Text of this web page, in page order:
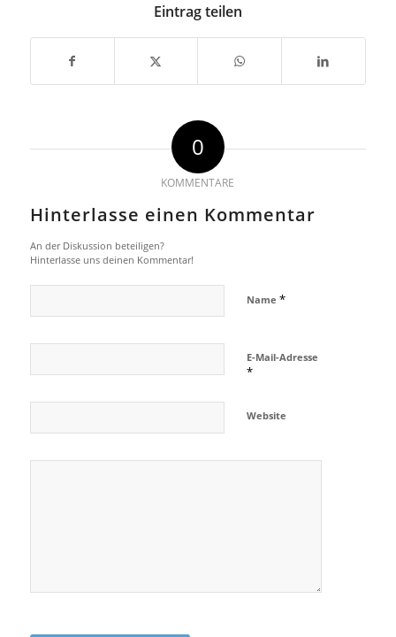
Eintrag teilen
0
KOMMENTARE
Hinterlasse einen Kommentar
An der Diskussion beteiligen?
Hinterlasse uns deinen Kommentar!
Name *
E-Mail-Adresse
*
Website